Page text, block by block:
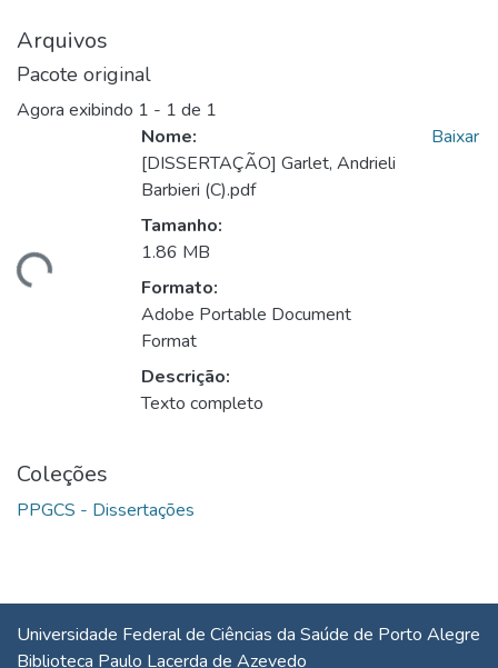
Arquivos
Pacote original
Agora exibindo 1 - 1 de 1
Nome:
[DISSERTAÇÃO] Garlet, Andrieli
Barbieri (C).pdf
Tamanho:
1.86 MB
Formato:
Adobe Portable Document
Format
Descrição:
Texto completo
Baixar
Coleções
PPGCS - Dissertações
Universidade Federal de Ciências da Saúde de Porto Alegre
Biblioteca Paulo Lacerda de Azevedo